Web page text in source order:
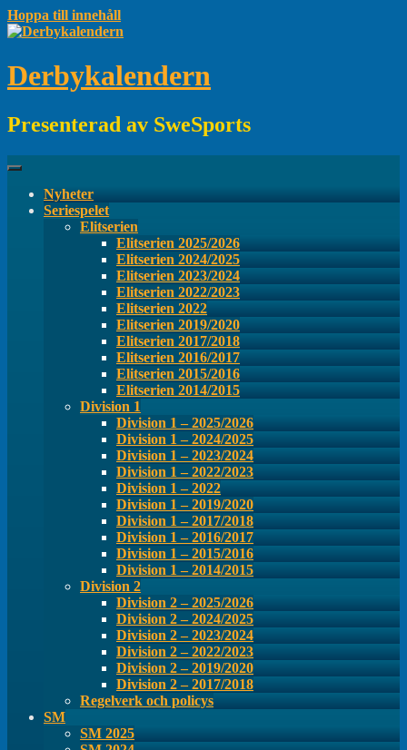
Hoppa till innehåll
Derbykalendern
Presenterad av SweSports
Nyheter
Seriespelet
Elitserien
Elitserien 2025/2026
Elitserien 2024/2025
Elitserien 2023/2024
Elitserien 2022/2023
Elitserien 2022
Elitserien 2019/2020
Elitserien 2017/2018
Elitserien 2016/2017
Elitserien 2015/2016
Elitserien 2014/2015
Division 1
Division 1 – 2025/2026
Division 1 – 2024/2025
Division 1 – 2023/2024
Division 1 – 2022/2023
Division 1 – 2022
Division 1 – 2019/2020
Division 1 – 2017/2018
Division 1 – 2016/2017
Division 1 – 2015/2016
Division 1 – 2014/2015
Division 2
Division 2 – 2025/2026
Division 2 – 2024/2025
Division 2 – 2023/2024
Division 2 – 2022/2023
Division 2 – 2019/2020
Division 2 – 2017/2018
Regelverk och policys
SM
SM 2025